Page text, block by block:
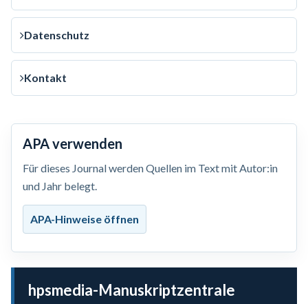
Datenschutz
Kontakt
APA verwenden
Für dieses Journal werden Quellen im Text mit Autor:in
und Jahr belegt.
APA-Hinweise öffnen
hpsmedia-Manuskriptzentrale